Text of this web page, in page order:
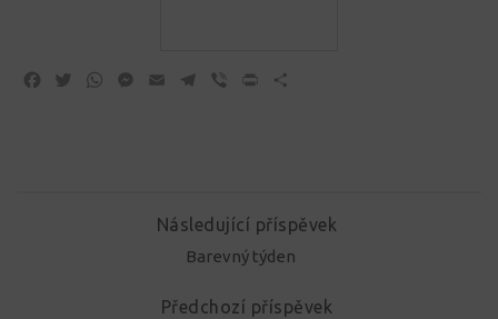
Facebook
TwitterWhatsApp
Messenger
Email Telegram
Viber Print
Následující příspěvek
Barevný týden
Předchozí příspěvek